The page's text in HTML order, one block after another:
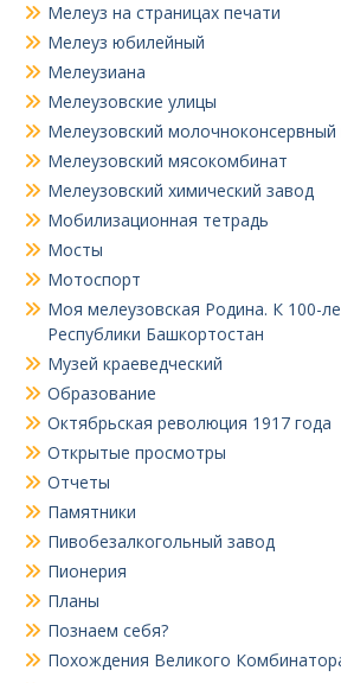
Мелеуз на страницах печати
Мелеуз юбилейный
Мелеузиана
Мелеузовские улицы
Мелеузовский
Мелеузовский мясокомбинат
Мелеузовский химический завод
Мобилизационная тетрадь
Мосты
Мотоспорт
Моя мелеузовская Родина. К 100-
Республики Башкортостан
Музей краеведческий
Образование
Октябрьская революция 1917 года
Открытые просмотры
Отчеты
Памятники
Пивобезалкогольный завод
Пионерия
Планы
Познаем себя?
Похождения Великого